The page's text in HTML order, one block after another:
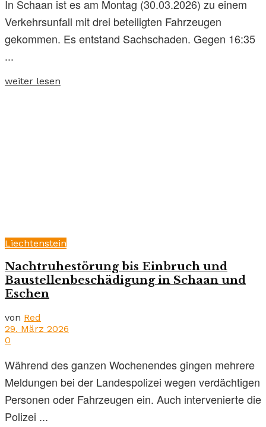
In Schaan ist es am Montag (30.03.2026) zu einem
Verkehrsunfall mit drei beteiligten Fahrzeugen
gekommen. Es entstand Sachschaden. Gegen 16:35
...
weiter lesen
Liechtenstein
Nachtruhestörung bis Einbruch und
Baustellenbeschädigung in Schaan und
Eschen
von Red
29. März 2026
0
Während des ganzen Wochenendes gingen mehrere
Meldungen bei der Landespolizei wegen verdächtigen
Personen oder Fahrzeugen ein. Auch intervenierte die
Polizei ...